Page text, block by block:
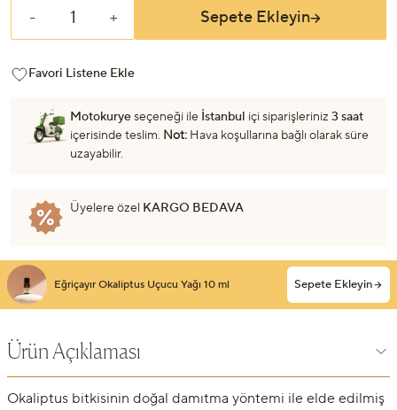
- + Sepete Ekleyin
Favori Listene Ekle
Motokuryeseçeneği ile İstanbul içi siparişleriniz 3 saat
içerisinde teslim. Not: Hava koşullarına bağlı olarak süre
uzayabilir.
Üyelere özel KARGO BEDAVA
Eğriçayır Okaliptus Uçucu Yağı 10 ml Sepete Ekleyin
Ürün Açıklaması
Okaliptus bitkisinin doğal damıtma yöntemi ile elde edilmiş